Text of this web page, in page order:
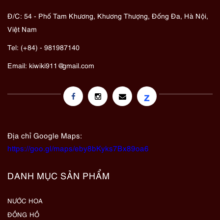
Đ/C: 54 - Phố Tam Khương, Khương Thượng, Đống Đa, Hà Nội,
Việt Nam
Tel: (+84) - 981987140
Email: kiwiki911@gmail.com
z
Địa chỉ Google Maps:
https://goo.gl/maps/eby8bKyks7Bx89oa6
DANH MỤC SẢN PHẨM
NƯỚC HOA
ĐỒNG HỒ